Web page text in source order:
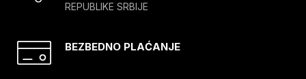
REPUBLIKE SRBIJE
BEZBEDNO PLAĆANJE